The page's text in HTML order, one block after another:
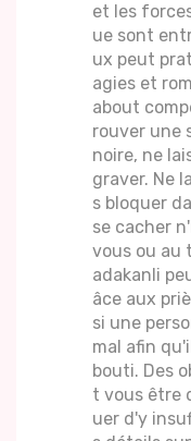
et les
ue sont
ux peut
agies et
about
rouver une
noire, ne
graver. Ne
s bloquer
se cacher
vous ou au
adakanli
âce aux
si une
mal afin
bouti. Des
t vous être
uer d'y